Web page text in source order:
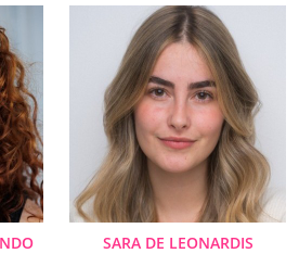
SARA DE LEONARDIS